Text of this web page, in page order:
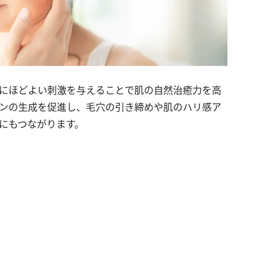
ほどよい刺激を与えることで肌の自然治癒力を高
の生成を促進し、毛穴の引き締めや肌のハリ感ア
つながります。